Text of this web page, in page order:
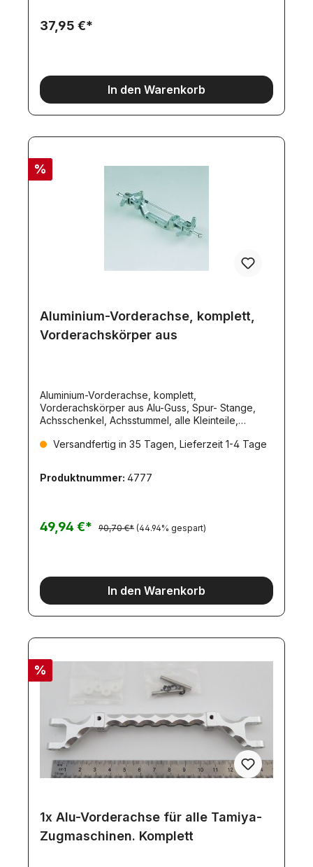
37,95 €*
In den Warenkorb
%
Aluminium-Vorderachse, komplett,
Vorderachskörper aus
Aluminium-Vorderachse, komplett,
Vorderachskörper aus Alu-Guss, Spur- Stange,
Achsschenkel, Achsstummel, alle Kleinteile,
Edelstahlachsenzur Aufnahme der Wedico-
4013.Lieferumfang:Bausatz Vorderachse mit
Lenkhebeldrehpunkt: 120mm
Versandfertig in 35 Tagen, Lieferzeit 1-4 Tage
Produktnummer: 4777
49,94 €* 90,70 €* (44.94% gespart)
In den Warenkorb
%
1x Alu-Vorderachse für alle Tamiya-
Zugmaschinen. Komplett